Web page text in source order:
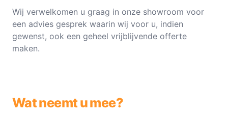
Wij verwelkomen u graag in onze showroom voor
een advies gesprek waarin wij voor u, indien
gewenst, ook een geheel vrijblijvende offerte
maken.
Wat neemt u mee?